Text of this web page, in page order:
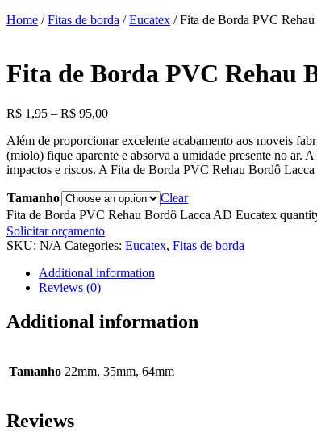
Home /Fitas de borda /Eucatex / Fita de Borda PVC
Fita de Borda PVC Rehau
R$ 1,95 – R$ 95,00
Além de proporcionar excelente acabamento aos moveis
(miolo) fique aparente e absorva a umidade presente no ar.
impactos e riscos. A Fita de Borda PVC Rehau Bordô
Tamanho
Clear
Fita de Borda PVC Rehau Bordô Lacca AD Eucatex
Solicitar orçamento
SKU: N/A Categories: Eucatex, Fitas de borda
Additional information
Reviews (0)
Additional information
Tamanho 22mm, 35mm, 64mm
Reviews